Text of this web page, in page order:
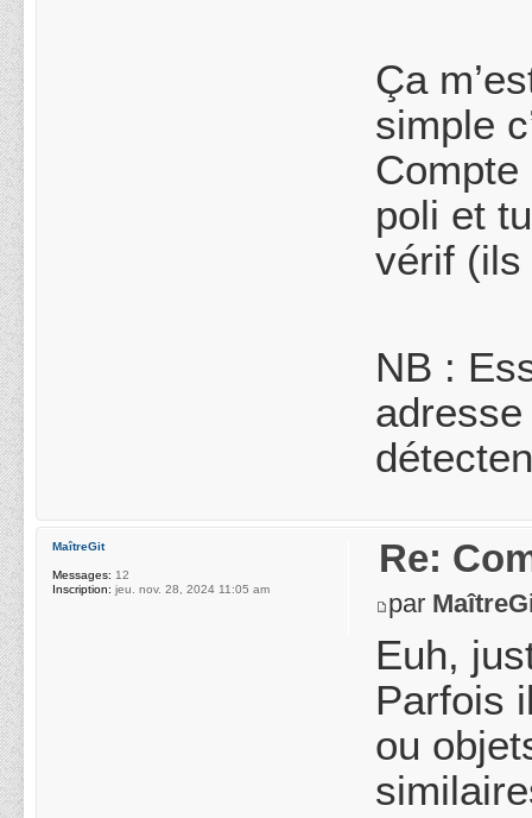
Ça
simple
Compte
poli et
vérif (ils
NB :
Re:
par
Euh,
Parfois
ou
MaîtreGit
Messages: 12
Inscription: jeu. nov. 28, 2024 11:05 am